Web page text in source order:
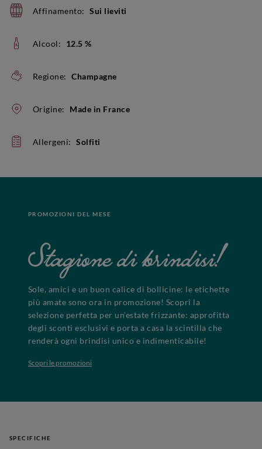
Affinamento: Sui lieviti
Alcool: 12.5 %
Regione: Champagne
Origine: Made in France
Allergeni: Solfiti
PROMOZIONI DEL MESE
Stagione di brindisi!
Sole, amici e un buon calice di bollicine: le etichette
più amate sono ora in promozione! Scopri la
selezione perfetta per un’estate frizzante: approfitta
degli sconti esclusivi e porta a casa la scintilla che
renderà ogni brindisi unico e indimenticabile!
Scopri le promozioni
SPECIFICHE